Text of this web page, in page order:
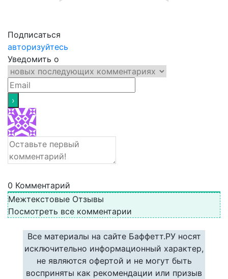
Подписаться
авторизуйтесь
Уведомить о
0 Комментарий
Межтекстовые Отзывы
Посмотреть все комментарии
Все материалы на сайте Баффетт.РУ носят
исключительно информационный характер,
не являются офертой и не могут быть
восприняты как рекомендации или призыв